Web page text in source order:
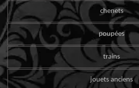
chenets
poupées
trains
jouets anciens